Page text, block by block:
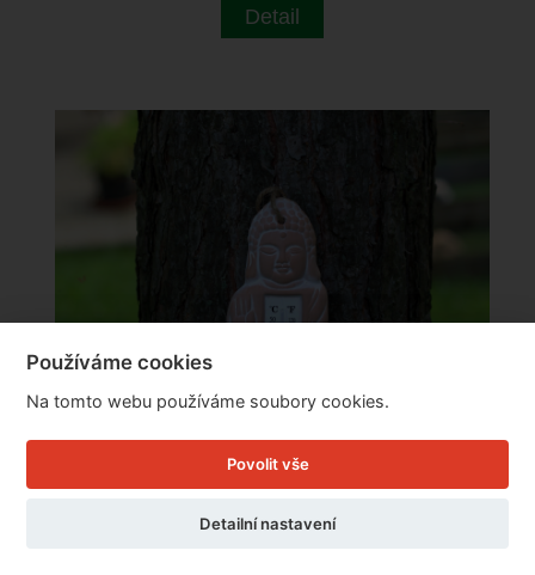
Detail
Používáme cookies
Na tomto webu používáme soubory cookies.
Povolit vše
Detailní nastavení